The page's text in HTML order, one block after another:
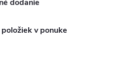
dodanie
v ponuke